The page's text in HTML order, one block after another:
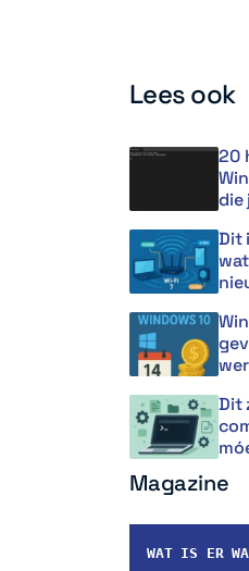
Lees ook
20
die
Dit
Dit
Magazine
WAT IS ER